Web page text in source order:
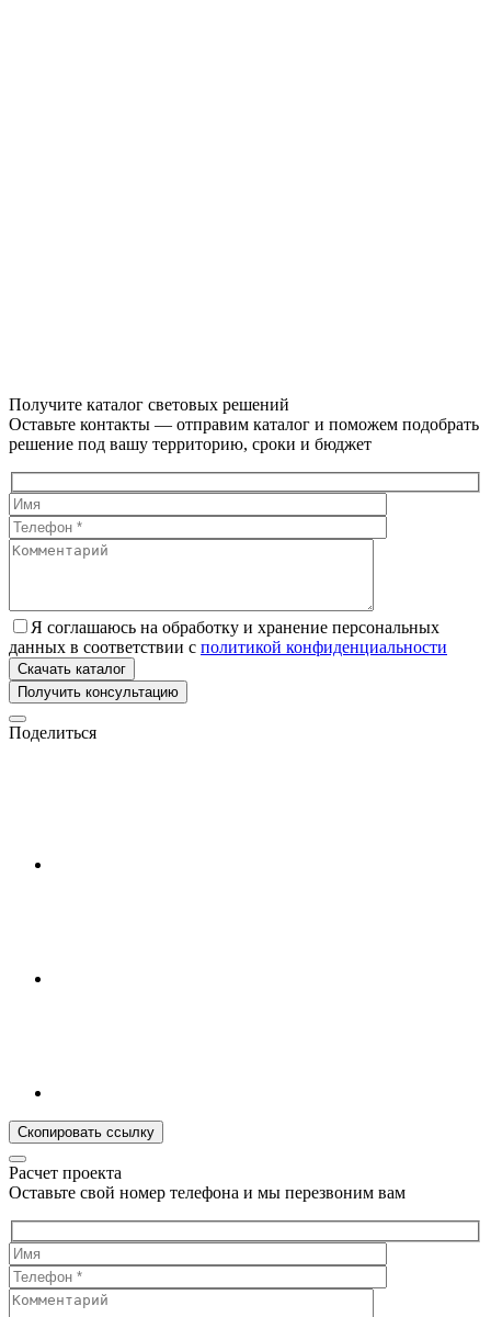
Получите каталог световых решений
Оставьте контакты — отправим каталог и поможем подобрать
решение под вашу территорию, сроки и бюджет
Я соглашаюсь на обработку и хранение персональных
данных в соответствии с политикой конфиденциальности
Скачать каталог
Поделиться
Скопировать ссылку
Расчет проекта
Оставьте свой номер телефона и мы перезвоним вам